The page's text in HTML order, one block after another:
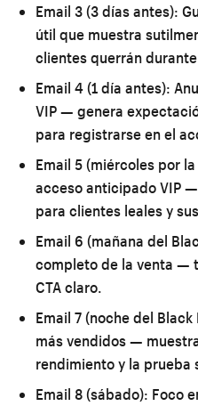
Email 3 (3 días antes):
útil que muestra
clientes querrán
Email 4 (1 día antes):
VIP — genera
para registrarse en el
Email 5 (miércoles por
acceso anticipado VIP
para clientes leales y
Email 6 (mañana del
completo de la venta —
CTA claro.
Email 7 (noche del Black
más vendidos —
rendimiento y la prueba
Email 8 (sábado): Foco